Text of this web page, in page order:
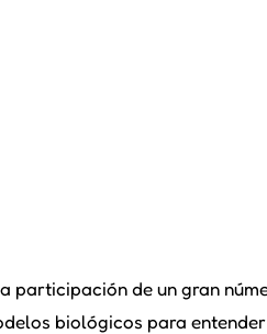
de un gran
biológicos para